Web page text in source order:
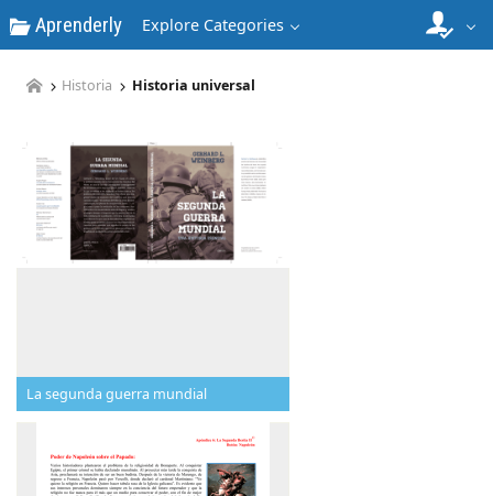
Aprenderly Explore Categories
Historia Historia universal
La segunda guerra mundial